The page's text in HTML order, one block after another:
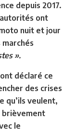
depuis 2017.
ont
nuit et jour
».
déclaré ce
des crises
qu’ils veulent,
brièvement
le